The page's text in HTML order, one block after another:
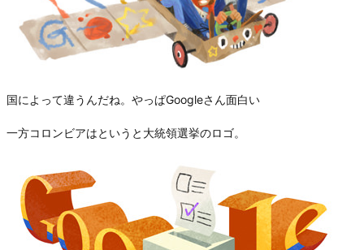
国によって違うんだね。やっぱGoogleさん面白い
一方コロンビアはというと大統領選挙のロゴ。